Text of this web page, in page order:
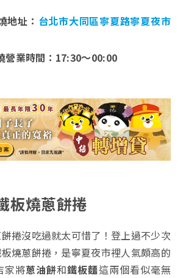
址： 台北市大同區寧夏路寧夏夜市
業時間：17:30～00:00
板燒蔥餅捲
捲沒吃過就太可惜了！登上過不少次
燒蔥餅捲，是寧夏夜市裡人氣頗高的
家將蔥油餅和鐵板麵這兩個看似毫無